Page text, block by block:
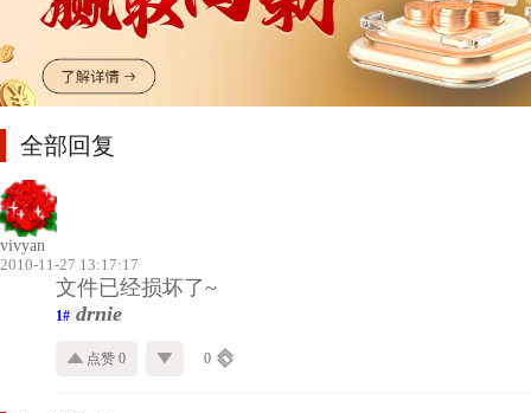
全部回复
vivyan
2010-11-27 13:17:17
文件已经损坏了~
1# drnie
点赞 0 0